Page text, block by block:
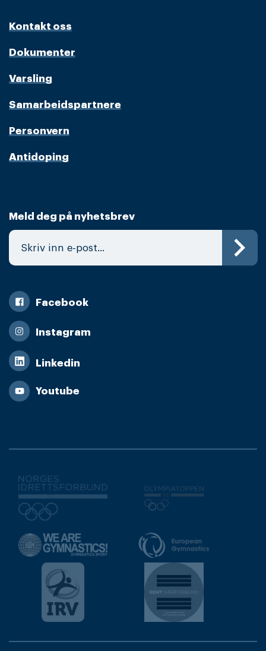
Kontakt oss
Dokumenter
Varsling
Samarbeidspartnere
Personvern
Antidoping
Meld deg på nyhetsbrev
Facebook
Instagram
Linkedin
Youtube